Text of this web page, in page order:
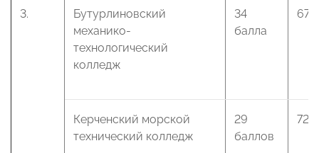
3.
Бутурлиновский
механико-
технологический
колледж
34
балла
67
Керченский морской
технический колледж
29
баллов
72